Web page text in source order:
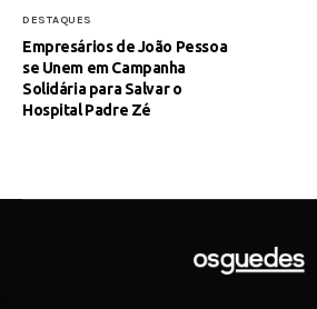
DESTAQUES
Empresários de João Pessoa
se Unem em Campanha
Solidária para Salvar o
Hospital Padre Zé